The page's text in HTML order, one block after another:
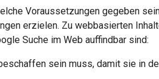
Voraussetzungen gegeben
erzielen. Zu webbasierten
Suche im Web auffindbar sind:
sein muss, damit sie in